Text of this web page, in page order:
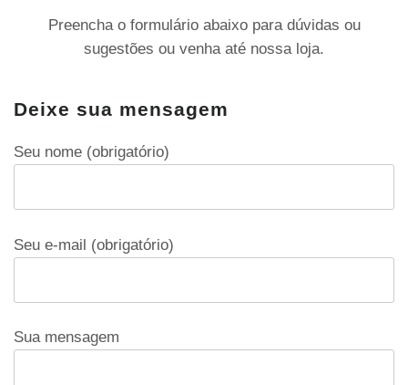
Preencha o formulário abaixo para dúvidas ou
sugestões ou venha até nossa loja.
Deixe sua mensagem
Seu nome (obrigatório)
Seu e-mail (obrigatório)
Sua mensagem